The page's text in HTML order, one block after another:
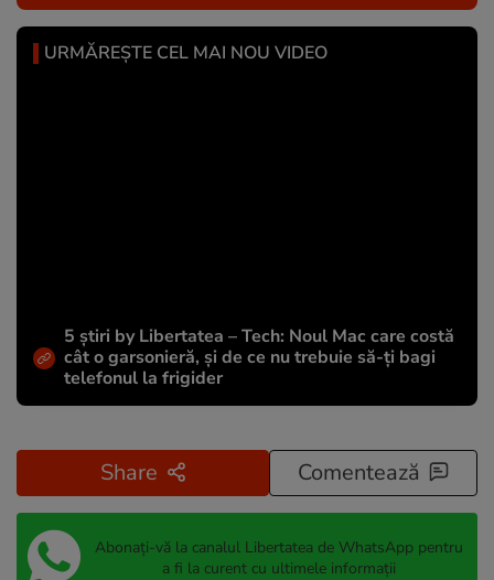
URMĂREȘTE CEL MAI NOU VIDEO
5 știri by Libertatea – Tech: Noul Mac care costă
cât o garsonieră, și de ce nu trebuie să-ți bagi
telefonul la frigider
Share Comentează
Abonați-vă la canalul Libertatea de WhatsApp pentru
a fi la curent cu ultimele informații